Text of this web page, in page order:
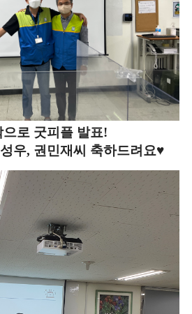
으로 굿피플 발표!
우, 권민재씨 축하드려요♥